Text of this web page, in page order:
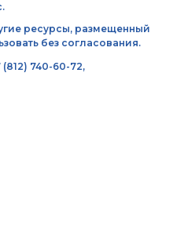
ресурсы, размещенный
без согласования.
(812) 740-60-72,